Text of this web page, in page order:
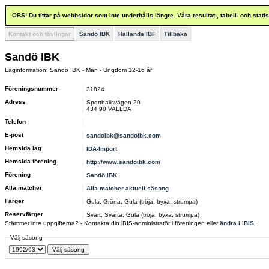
OBS! Du tittar på webbsidor som inte underhålls längre. Våra resultat-, tabell- och
Kontakt och tävlingar Sandö IBK Hallands IBF Tillbaka
Sandö IBK
Laginformation: Sandö IBK - Man - Ungdom 12-16 år
Föreningsnummer
31824
Adress
Sporthallsvägen 20
434 90 VALLDA
Telefon
E-post
sandoibk@sandoibk.com
Hemsida lag
IDA-Import
Hemsida förening
http://www.sandoibk.com
Förening
Sandö IBK
Alla matcher
Alla matcher aktuell säsong
Färger
Gula, Gröna, Gula (tröja, byxa, strumpa)
Reservfärger
Svart, Svarta, Gula (tröja, byxa, strumpa)
Stämmer inte uppgifterna? - Kontakta din iBIS-administratör i föreningen ellerändra i iBIS
Välj säsong